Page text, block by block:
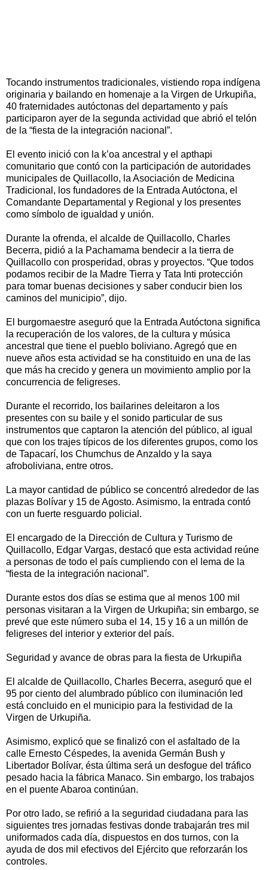
Tocando instrumentos tradicionales, vistiendo ropa indígena
originaria y bailando en homenaje a la Virgen de Urkupiña,
40 fraternidades autóctonas del departamento y país
participaron ayer de la segunda actividad que abrió el telón
de la “fiesta de la integración nacional”.
El evento inició con la k’oa ancestral y el apthapi
comunitario que contó con la participación de autoridades
municipales de Quillacollo, la Asociación de Medicina
Tradicional, los fundadores de la Entrada Autóctona, el
Comandante Departamental y Regional y los presentes
como símbolo de igualdad y unión.
Durante la ofrenda, el alcalde de Quillacollo, Charles
Becerra, pidió a la Pachamama bendecir a la tierra de
Quillacollo con prosperidad, obras y proyectos. “Que todos
podamos recibir de la Madre Tierra y Tata Inti protección
para tomar buenas decisiones y saber conducir bien los
caminos del municipio”, dijo.
El burgomaestre aseguró que la Entrada Autóctona significa
la recuperación de los valores, de la cultura y música
ancestral que tiene el pueblo boliviano. Agregó que en
nueve años esta actividad se ha constituido en una de las
que más ha crecido y genera un movimiento amplio por la
concurrencia de feligreses.
Durante el recorrido, los bailarines deleitaron a los
presentes con su baile y el sonido particular de sus
instrumentos que captaron la atención del público, al igual
que con los trajes típicos de los diferentes grupos, como los
de Tapacarí, los Chumchus de Anzaldo y la saya
afroboliviana, entre otros.
La mayor cantidad de público se concentró alrededor de las
plazas Bolívar y 15 de Agosto. Asimismo, la entrada contó
con un fuerte resguardo policial.
El encargado de la Dirección de Cultura y Turismo de
Quillacollo, Edgar Vargas, destacó que esta actividad reúne
a personas de todo el país cumpliendo con el lema de la
“fiesta de la integración nacional”.
Durante estos dos días se estima que al menos 100 mil
personas visitaran a la Virgen de Urkupiña; sin embargo, se
prevé que este número suba el 14, 15 y 16 a un millón de
feligreses del interior y exterior del país.
Seguridad y avance de obras para la fiesta de Urkupiña
El alcalde de Quillacollo, Charles Becerra, aseguró que el
95 por ciento del alumbrado público con iluminación led
está concluido en el municipio para la festividad de la
Virgen de Urkupiña.
Asimismo, explicó que se finalizó con el asfaltado de la
calle Ernesto Céspedes, la avenida Germán Bush y
Libertador Bolívar, ésta última será un desfogue del tráfico
pesado hacia la fábrica Manaco. Sin embargo, los trabajos
en el puente Abaroa continúan.
Por otro lado, se refirió a la seguridad ciudadana para las
siguientes tres jornadas festivas donde trabajarán tres mil
uniformados cada día, dispuestos en dos turnos, con la
ayuda de dos mil efectivos del Ejército que reforzarán los
controles.